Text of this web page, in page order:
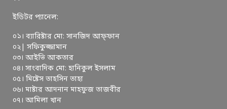
ইডিটর প্যানেল:
০১। ব্যারিষ্টার মো: সানজিদ আফ্ফান
০২| সফিকুজ্জামান
০৩। আইভি আকতার
০৪। সাংবাদিক মো: হানিকুল ইসলাম
০৫। মিষ্টেস তাহসিন তাহা
০৬। মাষ্টার আদনান মাহফুজ তাজবীর
০৭। আমিলা খান